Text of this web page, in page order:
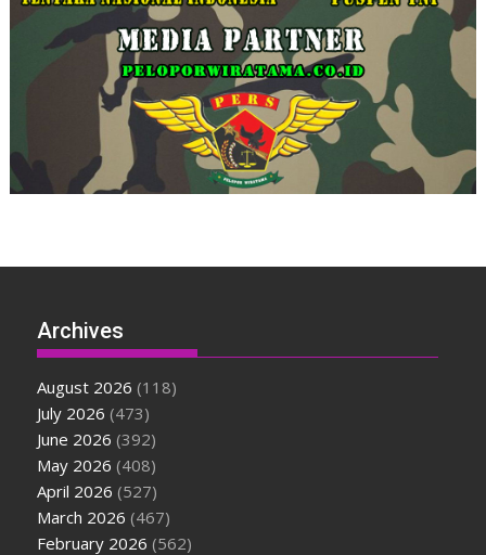
Archives
August 2026 (118)
July 2026 (473)
June 2026 (392)
May 2026 (408)
April 2026 (527)
March 2026 (467)
February 2026 (562)